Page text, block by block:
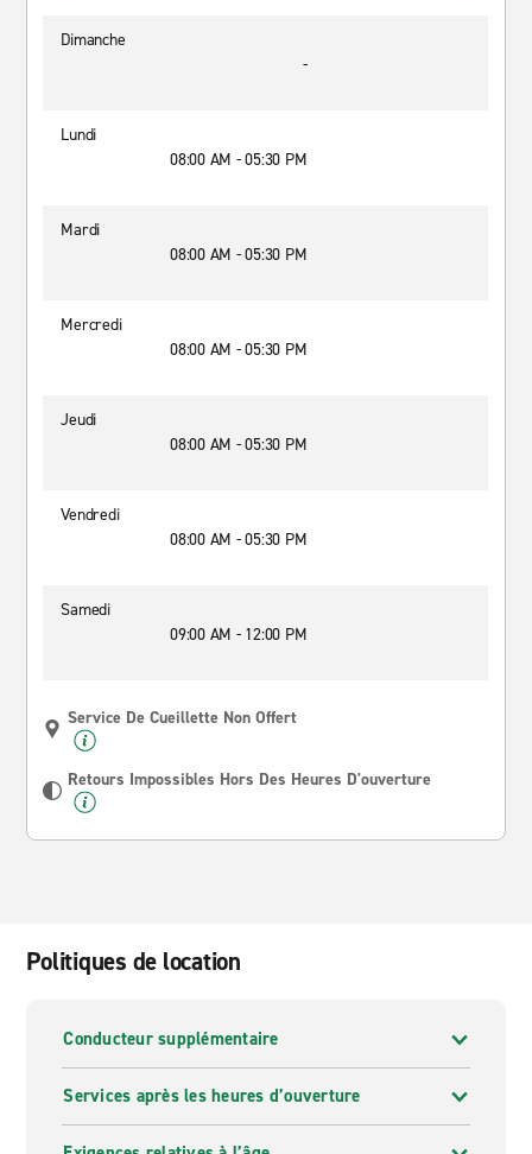
Dimanche
-
Lundi
08:00 AM - 05:30 PM
Mardi
08:00 AM - 05:30 PM
Mercredi
08:00 AM - 05:30 PM
Jeudi
08:00 AM - 05:30 PM
Vendredi
08:00 AM - 05:30 PM
Samedi
09:00 AM - 12:00 PM
Service De Cueillette Non Offert
Retours Impossibles Hors Des Heures D'ouverture
Politiques de location
Conducteur supplémentaire
Services après les heures d’ouverture